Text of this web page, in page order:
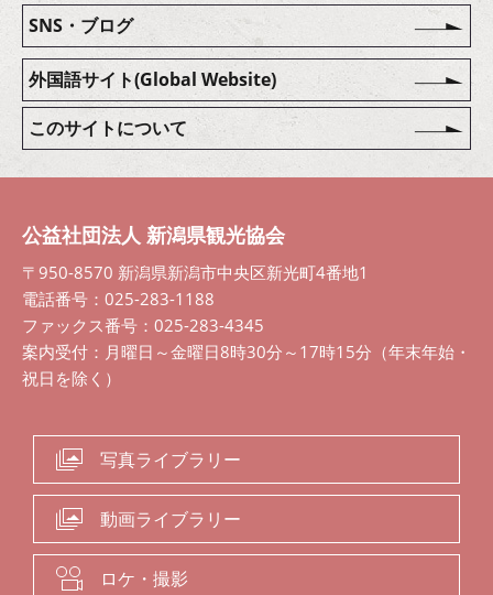
SNS・ブログ
外国語サイト(Global Website)
このサイトについて
公益社団法人 新潟県観光協会
〒950-8570 新潟県新潟市中央区新光町4番地1
電話番号：025-283-1188
ファックス番号：025-283-4345
案内受付：月曜日～金曜日8時30分～17時15分（年末年始・
祝日を除く）
写真ライブラリー
動画ライブラリー
ロケ・撮影